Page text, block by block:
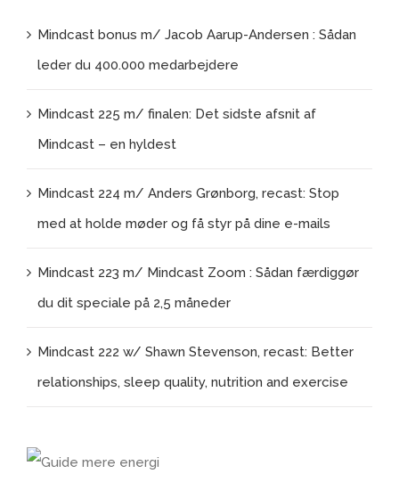
Mindcast bonus m/ Jacob Aarup-Andersen : Sådan
leder du 400.000 medarbejdere
Mindcast 225 m/ finalen: Det sidste afsnit af
Mindcast – en hyldest
Mindcast 224 m/ Anders Grønborg, recast: Stop
med at holde møder og få styr på dine e-mails
Mindcast 223 m/ Mindcast Zoom : Sådan færdiggør
du dit speciale på 2,5 måneder
Mindcast 222 w/ Shawn Stevenson, recast: Better
relationships, sleep quality, nutrition and exercise